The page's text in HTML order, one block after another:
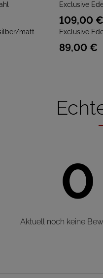
Exclusive
109,00 €
Exclusive
89,00 €
0
Aktuell noch keine